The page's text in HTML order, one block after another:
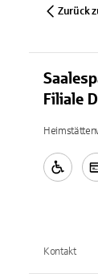
Zurück
Filiale
Kontakt